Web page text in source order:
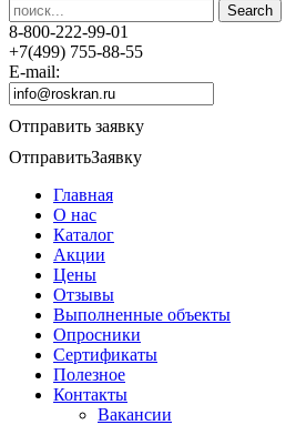
8-800-222-99-01
+7(499) 755-88-55
E-mail:
Отправить заявку
ОтправитьЗаявку
Главная
О нас
Каталог
Акции
Цены
Отзывы
Выполненные объекты
Опросники
Сертификаты
Полезное
Контакты
Вакансии